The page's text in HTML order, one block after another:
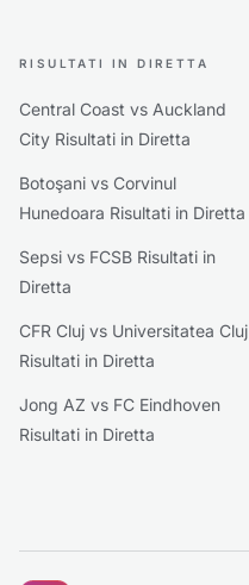
RISULTATI IN DIRETTA
Central Coast vs Auckland
City Risultati in Diretta
Botoşani vs Corvinul
Hunedoara Risultati in Diretta
Sepsi vs FCSB Risultati in
Diretta
CFR Cluj vs Universitatea Cluj
Risultati in Diretta
Jong AZ vs FC Eindhoven
Risultati in Diretta